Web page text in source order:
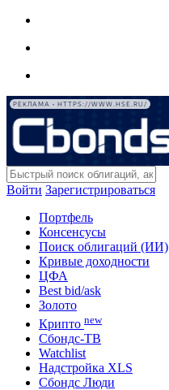
РЕКЛАМА • HTTPS://WWW.HSE.RU/
Войти Зарегистрироваться
Портфель
Консенсусы
Поиск облигаций (ИИ)
Кривые доходности
ЦФА
Best bid/ask
Золото
Крипто new
Сбондс-ТВ
Watchlist
Надстройка XLS
Сбондс Люди